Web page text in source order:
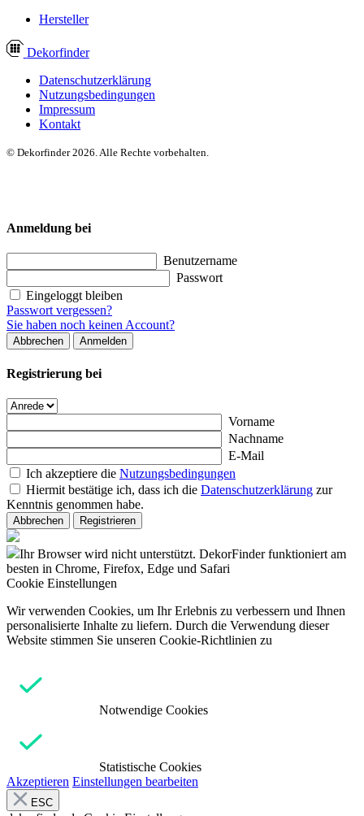
Hersteller
Dekorfinder
Datenschutzerklärung
Nutzungsbedingungen
Impressum
Kontakt
© Dekorfinder 2026. Alle Rechte vorbehalten.
Anmeldung bei
Benutzername
Passwort
Eingeloggt bleiben
Passwort vergessen?
Sie haben noch keinen Account?
Abbrechen Anmelden
Registrierung bei
Vorname
Nachname
E-Mail
Ich akzeptiere die Nutzungsbedingungen
Hiermit bestätige ich, dass ich die Datenschutzerklärung zur
Kenntnis genommen habe.
Abbrechen Registrieren
Ihr Browser wird nicht unterstützt. DekorFinder funktioniert am
besten in Chrome, Firefox, Edge und Safari
Cookie Einstellungen
Wir verwenden Cookies, um Ihr Erlebnis zu verbessern und Ihnen
personalisierte Inhalte zu liefern. Durch die Verwendung dieser
Website stimmen Sie unseren Cookie-Richtlinien zu
Notwendige Cookies
Statistische Cookies
Akzeptieren Einstellungen bearbeiten
ESC